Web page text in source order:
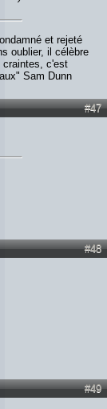
et rejeté
oublier, il célèbre
craintes, c'est
Sam Dunn
#47
#48
#49